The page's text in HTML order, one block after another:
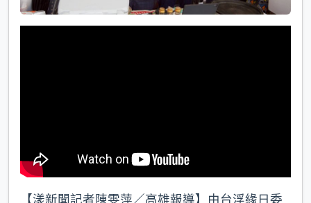
【漾新聞記者陳雯萍／高雄報導】由台浮緣日委